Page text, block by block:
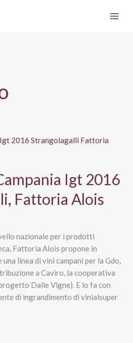
Igt 2016
Fattoria Alois
nazionale per i prodotti
Fattoria Alois propone in
linea di vini campani per la Gdo,
a Caviro, la cooperativa
Dalle Vigne). E lo fa con
di ingrandimento di vinialsuper